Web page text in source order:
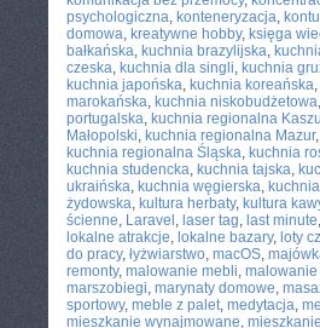
psychologiczna, konteneryzacja,
domowa, kreatywne hobby, księga
bałkańska, kuchnia brazylijska,
czeska, kuchnia dla singli, kuchnia
kuchnia japońska, kuchnia koreańska,
marokańska, kuchnia niskobudżetowa,
portugalska, kuchnia regionalna
Małopolski, kuchnia regionalna Mazur,
kuchnia regionalna Śląska, kuchnia
kuchnia studencka, kuchnia tajska,
ukraińska, kuchnia węgierska,
żydowska, kultura herbaty, kultura
ścienne, Laravel , laser tag, last minute,
lokalne atrakcje, lokalne bazary, loty
do pracy, łyżwiarstwo, macOS,
remonty, malowanie mebli,
marszobiegi, marynaty domowe,
sportowy, meble z palet, medytacja,
mieszkanie wynajmowane,